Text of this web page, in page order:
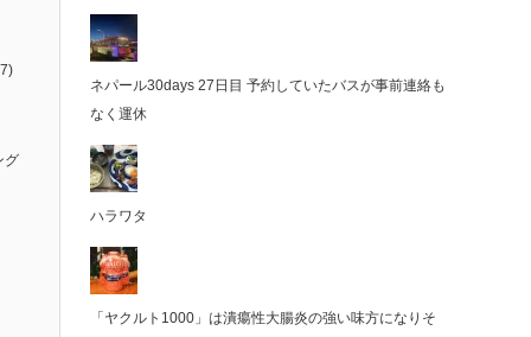
グ
ネパール30days 27日目 予約していたバスが事前連絡も
なく運休
ハラワタ
「ヤクルト1000」は潰瘍性大腸炎の強い味方になりそ